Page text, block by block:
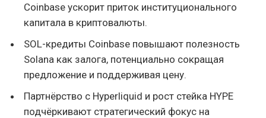
Coinbase ускорит приток институционального
капитала в криптовалюты.
SOL-кредиты Coinbase повышают полезность
Solana как залога, потенциально сокращая
предложение и поддерживая цену.
Партнёрство с Hyperliquid и рост стейка HYPE
подчёркивают стратегический фокус на